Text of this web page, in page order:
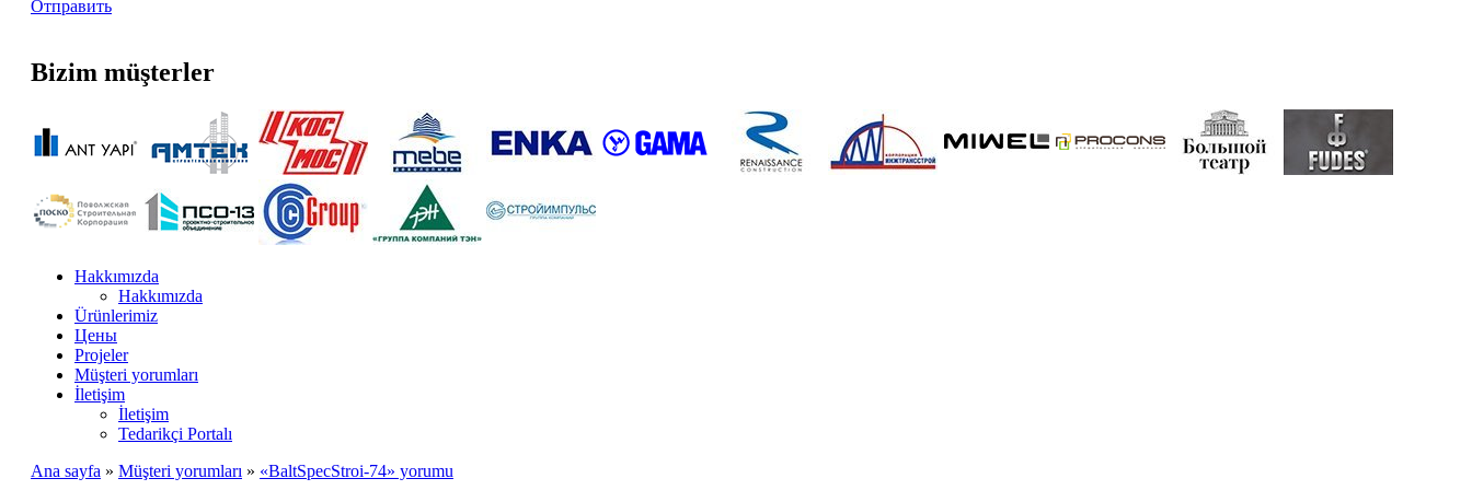
Отправить
Bizim müşterler
Hakkımızda
Hakkımızda
Ürünlerimiz
Цены
Projeler
Müşteri yorumları
İletişim
İletişim
Tedarikçi Portalı
Ana sayfa » Müşteri yorumları » «BaltSpecStroi-74» yorumu